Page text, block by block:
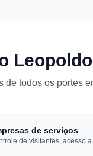
de todos os portes
de serviços
de visitantes, acesso